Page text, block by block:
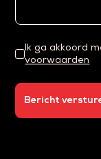
Ik ga akkoord
voorwaarden
Bericht